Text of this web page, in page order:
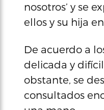
nosotros’ y se
ellos y su hija
De acuerdo a
delicada y
obstante, se
consultados